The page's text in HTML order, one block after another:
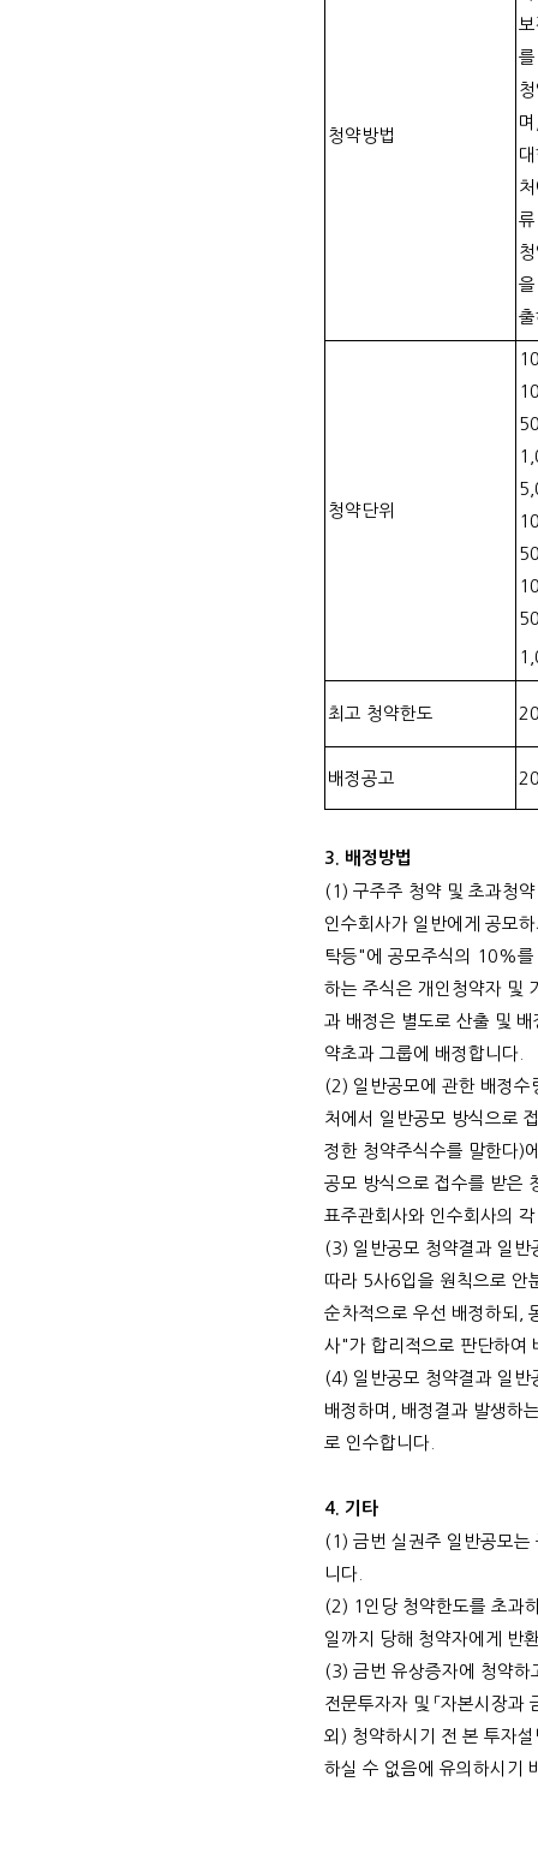
청약방법
보
며
청약단위
최고 청약한도
배정공고
3. 배정방법
(1) 구주주 청약 및 초과청
인수회사가 일반에게 공모
탁등" 에 공모주식의 10%를
하는 주식은 개인청약자 및
과 배정은 별도로 산출 및 배
약초과 그룹에 배정합니다
(2) 일반공모에 관한 배정
처에서 일반공모 방식으로
정한 청약주식수를 말한다)
공모 방식으로 접수를 받은
표주관회사와 인수회사의
(3) 일반공모 청약결과 일
따라 5사6입을 원칙으로 안
순차적으로 우선 배정하되
사"가 합리적으로 판단하여
(4) 일반공모 청약결과 일
배정하며
배정결과 발생하
로 인수합니다
4. 기타
(1) 금번 실권주 일반공모는
니다
(2) 1 인당 청약한도를 초과
일까지 당해 청약자에게 반
(3) 금번 유상증자에 청약하
전문투자자 및 「자본시장과
외 ) 청약하시기 전 본 투자
하실 수 없음에 유의하시기